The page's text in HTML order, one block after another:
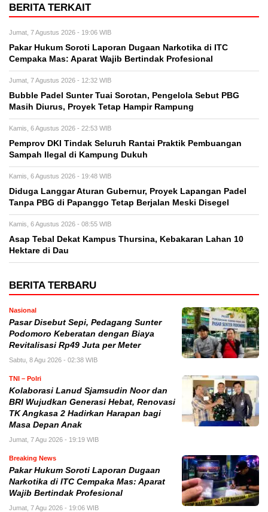
BERITA TERKAIT
Jumat, 7 Agustus 2026 - 19:06 WIB
Pakar Hukum Soroti Laporan Dugaan Narkotika di ITC
Cempaka Mas: Aparat Wajib Bertindak Profesional
Jumat, 7 Agustus 2026 - 12:32 WIB
Bubble Padel Sunter Tuai Sorotan, Pengelola Sebut PBG
Masih Diurus, Proyek Tetap Hampir Rampung
Kamis, 6 Agustus 2026 - 22:53 WIB
Pemprov DKI Tindak Seluruh Rantai Praktik Pembuangan
Sampah Ilegal di Kampung Dukuh
Kamis, 6 Agustus 2026 - 19:48 WIB
Diduga Langgar Aturan Gubernur, Proyek Lapangan Padel
Tanpa PBG di Papanggo Tetap Berjalan Meski Disegel
Kamis, 6 Agustus 2026 - 08:55 WIB
Asap Tebal Dekat Kampus Thursina, Kebakaran Lahan 10
Hektare di Dau
BERITA TERBARU
Nasional
Pasar Disebut Sepi, Pedagang Sunter
Podomoro Keberatan dengan Biaya
Revitalisasi Rp49 Juta per Meter
Sabtu, 8 Agu 2026 - 02:38 WIB
TNI – Polri
Kolaborasi Lanud Sjamsudin Noor dan
BRI Wujudkan Generasi Hebat, Renovasi
TK Angkasa 2 Hadirkan Harapan bagi
Masa Depan Anak
Jumat, 7 Agu 2026 - 19:19 WIB
Breaking News
Pakar Hukum Soroti Laporan Dugaan
Narkotika di ITC Cempaka Mas: Aparat
Wajib Bertindak Profesional
Jumat, 7 Agu 2026 - 19:06 WIB